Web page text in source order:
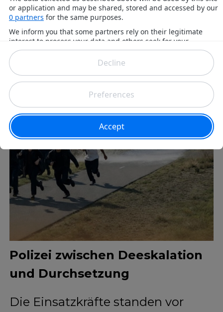
Stellungnahme.
Polizei zwischen Deeskalation
und Durchsetzung
Die Einsatzkräfte standen vor